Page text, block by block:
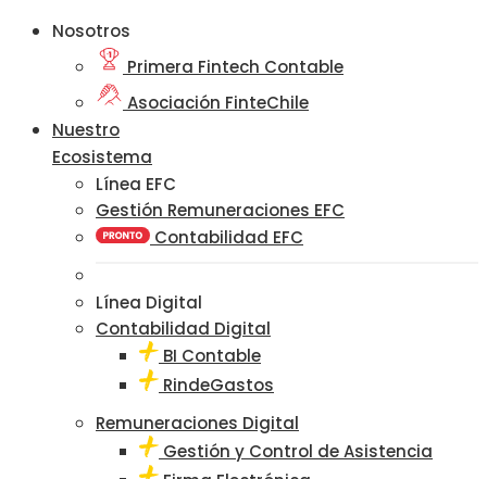
Nosotros
Primera Fintech Contable
Asociación FinteChile
Nuestro
Ecosistema
Línea EFC
Gestión Remuneraciones EFC
Contabilidad EFC
Línea Digital
Contabilidad Digital
BI Contable
RindeGastos
Remuneraciones Digital
Gestión y Control de Asistencia